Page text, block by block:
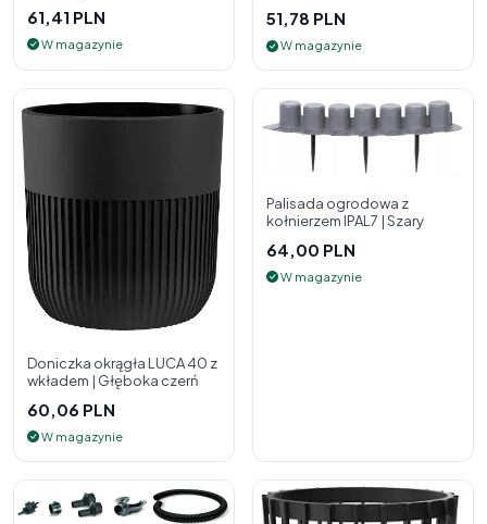
policzk
61,41 PLN
W magazynie
51,78 PLN
W magazynie
Doniczka okrągła LUCA 40 z
wkładem | Głęboka czerń
60,06 PLN
W magazynie
Palisada ogrodowa z
kołnierzem IPAL7 | Szary
64,00 PLN
W magazynie